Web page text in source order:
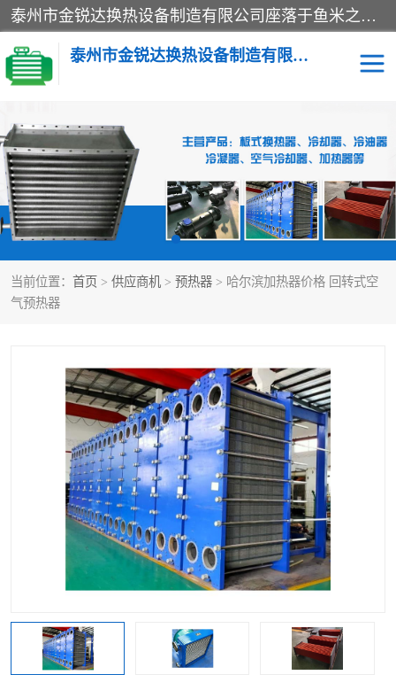
泰州市金锐达换热设备制造有限公司座落于鱼米之乡、祥泰之州一江苏泰州。是一家多年从事换热设备研究、设计、制造、销售、服务于一体的生产企业。
泰州市金锐达换热设备制造有限公司
当前位置： 首页 > 供应商机 > 预热器 > 哈尔滨加热器价格 回转式空
气预热器
冷却器 换热器
散热器 预热器
热交换器